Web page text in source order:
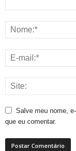
Salve meu nome,
que eu comentar.